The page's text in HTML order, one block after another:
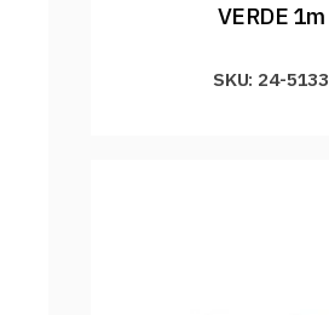
VERDE 1m
SKU: 24-5133